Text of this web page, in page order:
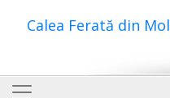
Calea Ferată din